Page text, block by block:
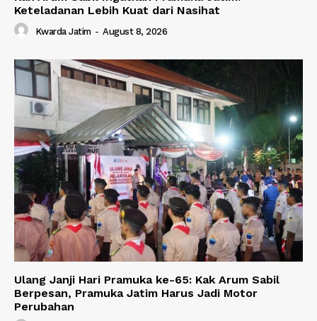
Keteladanan Lebih Kuat dari Nasihat
Kwarda Jatim - August 8, 2026
Ulang Janji Hari Pramuka ke-65: Kak Arum Sabil
Berpesan, Pramuka Jatim Harus Jadi Motor
Perubahan